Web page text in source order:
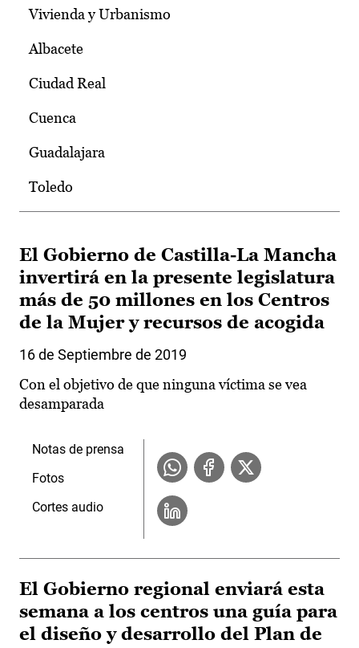
Vivienda y Urbanismo
Albacete
Ciudad Real
Cuenca
Guadalajara
Toledo
El Gobierno de Castilla-La Mancha
invertirá en la presente legislatura
más de 50 millones en los Centros
de la Mujer y recursos de acogida
16 de Septiembre de 2019
Con el objetivo de que ninguna víctima se vea
desamparada
Notas de prensa
Fotos
Cortes audio
El Gobierno regional enviará esta
semana a los centros una guía para
el diseño y desarrollo del Plan de